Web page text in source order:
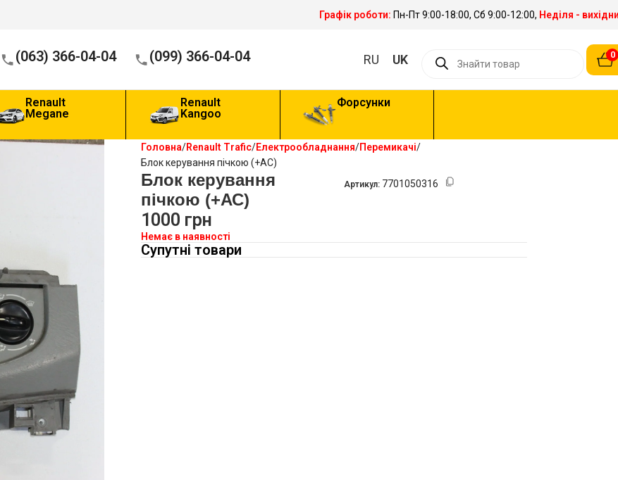
Графік роботи: Пн-Пт 9:00-18:00, Сб 9:00-12:00, Неділя -
(063) 366-04-04 (099) 366-04-04 RU UK 0
Renault
Megane
Renault
Kangoo
Форсунки
Головна Renault Trafic Електрообладнання Перемикачі
Блок керування пічкою (+АС)
Блок керування
пічкою (+АС)
Артикул: 7701050316
1000 грн
Немає в наявності
Супутні товари